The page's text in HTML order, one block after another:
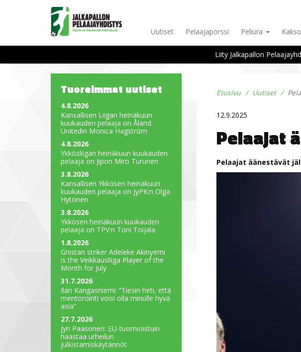
Uutiset
Pelaajapörssi Peliura
Liity Jalkapallon
Etusivu Uutiset
12.9.2025
Pelaajat
Pelaajat äänestävät
Tuoreimmat uutiset
4.8.2026
Kansallisen Liigan heinäkuun
kuukauden pelaaja on Åland
Unitedin Monica Hagström
4.8.2026
Ykkösliigan heinäkuun kuukauden
pelaaja on Jipon Miro Turunen
3.8.2026
Kansallisen Ykkösen heinäkuun
kuukauden pelaaja on JyPK:n Olga
Hytönen
3.8.2026
Ykkösen heinäkuun kuukauden
pelaaja on TPV:n Toni Toijala
1.8.2026
Gnistan striker Adeleke Akinyemi
is the Veikkausliiga Player of the
Month for July
31.7.2026
Ilari Kangasniemi: “Tiesin heti, että
mentorointi voisi olla minulle hyvä
asia”
27.7.2026
Jyri Paasonen: EU-tuomioistuin
haastaa urheilun
julkistamiskäytännöt